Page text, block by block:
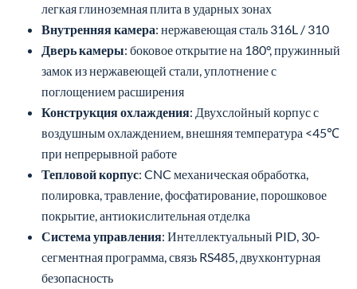
легкая глиноземная плита в ударных зонах
Внутренняя камера: нержавеющая сталь 316L / 310
Дверь камеры: боковое открытие на 180°, пружинный
замок из нержавеющей стали, уплотнение с
поглощением расширения
Конструкция охлаждения: Двухслойный корпус с
воздушным охлаждением, внешняя температура <45℃
при непрерывной работе
Тепловой корпус: CNC механическая обработка,
полировка, травление, фосфатирование, порошковое
покрытие, антиокислительная отделка
Система управления: Интеллектуальный PID, 30-
сегментная программа, связь RS485, двухконтурная
безопасность